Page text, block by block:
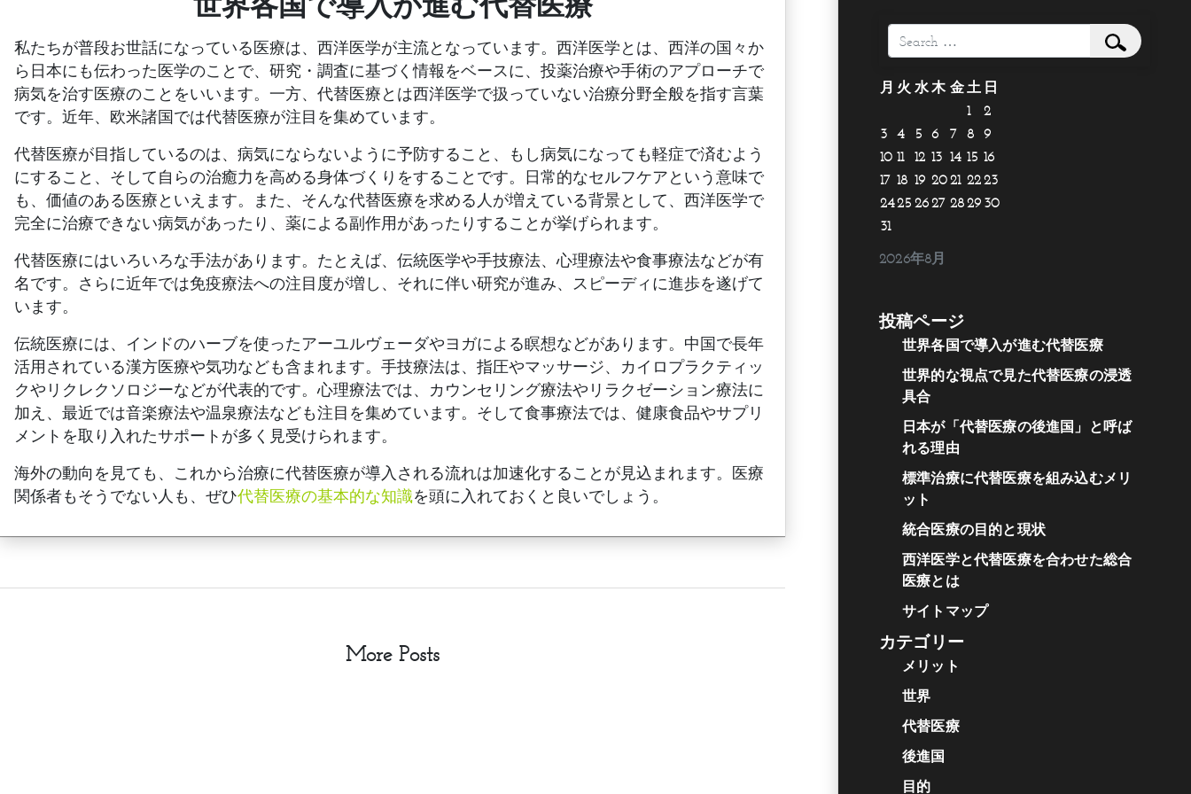
私たちが普段お世話になっている医療は、西洋医学が主流となっています。西洋医学とは、西洋の国々か
ら日本にも伝わった医学のことで、研究・調査に基づく情報をベースに、投薬治療や手術のアプローチで
病気を治す医療のことをいいます。一方、代替医療とは西洋医学で扱っていない治療分野全般を指す言葉
です。近年、欧米諸国では代替医療が注目を集めています。
代替医療が目指しているのは、病気にならないように予防すること、もし病気になっても軽症で済むよう
にすること、そして自らの治癒力を高める身体づくりをすることです。日常的なセルフケアという意味で
も、価値のある医療といえます。また、そんな代替医療を求める人が増えている背景として、西洋医学で
完全に治療できない病気があったり、薬による副作用があったりすることが挙げられます。
代替医療にはいろいろな手法があります。たとえば、伝統医学や手技療法、心理療法や食事療法などが有
名です。さらに近年では免疫療法への注目度が増し、それに伴い研究が進み、スピーディに進歩を遂げて
います。
伝統医療には、インドのハーブを使ったアーユルヴェーダやヨガによる瞑想などがあります。中国で長年
活用されている漢方医療や気功なども含まれます。手技療法は、指圧やマッサージ、カイロプラクティッ
クやリクレクソロジーなどが代表的です。心理療法では、カウンセリング療法やリラクゼーション療法に
加え、最近では音楽療法や温泉療法なども注目を集めています。そして食事療法では、健康食品やサプリ
メントを取り入れたサポートが多く見受けられます。
海外の動向を見ても、これから治療に代替医療が導入される流れは加速化することが見込まれます。医療
関係者もそうでない人も、ぜひ代替医療の基本的な知識を頭に入れておくと良いでしょう。
More Posts
Search
2026年8月
月 火 水木 金土 日
1
2
3 4 5 6 7 8 9
10 11 12 13 14 15 16
17 18 19 2021 2223
2425 2627 2829 30
31
投稿ページ
世界各国で導入が進む代替医療
世界的な視点で見た代替医療の浸透
具合
日本が「代替医療の後進国」と呼ば
れる理由
標準治療に代替医療を組み込むメリ
ット
統合医療の目的と現状
西洋医学と代替医療を合わせた総合
医療とは
サイトマップ
カテゴリー
メリット
世界
代替医療
後進国
目的